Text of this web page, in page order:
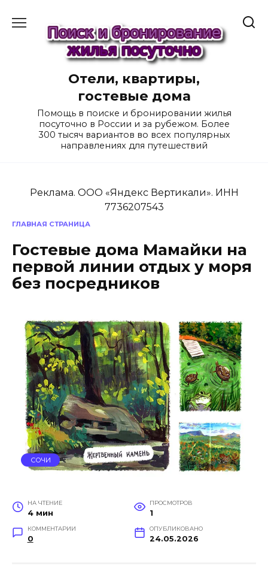
содержанию
Отели, квартиры,
гостевые дома
Помощь в поиске и бронировании жилья
посуточно в России и за рубежом. Более
300 тысяч вариантов во всех популярных
направлениях для путешествий
Реклама. ООО «Яндекс Вертикали». ИНН
7736207543
ГЛАВНАЯ СТРАНИЦА
Гостевые дома Мамайки на
первой линии отдых у моря
без посредников
СОЧИ
НА ЧТЕНИЕ
4 мин
ПРОСМОТРОВ
1
КОММЕНТАРИИ
0
ОПУБЛИКОВАНО
24.05.2026